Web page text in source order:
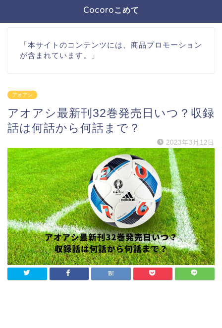
Cocoroこめて
「本サイトのコンテンツには、商品プロモーション
が含まれています。」
アオアシ
アオアシ最新刊32巻発売日いつ？収録
話は何話から何話まで？
2023年3月12日